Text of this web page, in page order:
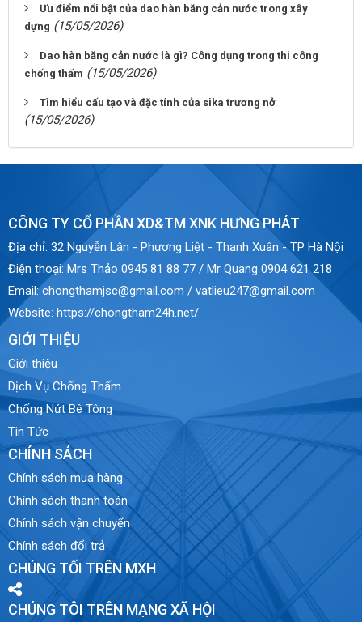
Ưu điểm nổi bật của dao hàn băng cản nước trong xây
dựng (15/05/2026)
Dao hàn băng cản nước là gì? Công dụng trong thi công
chống thấm (15/05/2026)
Tìm hiểu cấu tạo và đặc tính của sika trương nở
(15/05/2026)
CÔNG TY CỔ PHẦN XD&TM XNK HƯNG PHÁT
Địa chỉ: 32 Nguyễn Lân - Phương Liệt - Thanh Xuân - TP Hà Nội
Điện thoại: Mrs Thảo 0945 81 88 77 / Mr Quang 0904 621 218
Email:chongthamjsc@gmail.com / vatlieu247@gmail.com
Website: https://chongtham24h.net/
GIỚI THIỆU
Giới thiệu
Dịch Vụ Chống Thấm
Chống Nứt Bê Tông
Tin Tức
CHÍNH SÁCH
Chính sách mua hàng
Chính sách thanh toán
Chính sách vận chuyển
Chính sách đổi trả
CHÚNG TỐI TRÊN MXH
CHÚNG TÔI TRÊN MẠNG XÃ HỘI